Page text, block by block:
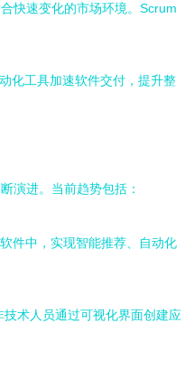
快速变化的市场环境。Scrum
化工具加速软件交付，提升整
演进。当前趋势包括：
件中，实现智能推荐、自动化
技术人员通过可视化界面创建应